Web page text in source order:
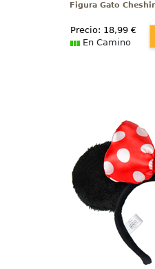
Figura Gato
Precio: 18,99€
En Camino
Preciosa
Minnie
popular
Disney. Esta
está realizada
un tamaño